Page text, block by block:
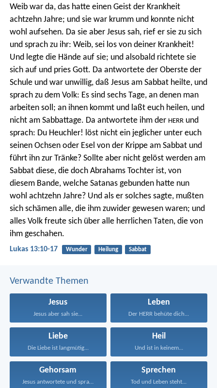
Weib war da, das hatte einen Geist der Krankheit
achtzehn Jahre; und sie war krumm und konnte nicht
wohl aufsehen. Da sie aber Jesus sah, rief er sie zu sich
und sprach zu ihr: Weib, sei los von deiner Krankheit!
Und legte die Hände auf sie; und alsobald richtete sie
sich auf und pries Gott. Da antwortete der Oberste der
Schule und war unwillig, daß Jesus am Sabbat heilte, und
sprach zu dem Volk: Es sind sechs Tage, an denen man
arbeiten soll; an ihnen kommt und laßt euch heilen, und
nicht am Sabbattage. Da antwortete ihm der HERR und
sprach: Du Heuchler! löst nicht ein jeglicher unter euch
seinen Ochsen oder Esel von der Krippe am Sabbat und
führt ihn zur Tränke? Sollte aber nicht gelöst werden am
Sabbat diese, die doch Abrahams Tochter ist, von
diesem Bande, welche Satanas gebunden hatte nun
wohl achtzehn Jahre? Und als er solches sagte, mußten
sich schämen alle, die ihm zuwider gewesen waren; und
alles Volk freute sich über alle herrlichen Taten, die von
ihm geschahen.
Lukas 13:10-17 Wunder Heilung Sabbat
Verwandte Themen
Jesus
Jesus aber sah sie...
Leben
Der HERR behüte dich...
Liebe
Die Liebe ist langmütig...
Heil
Und ist in keinem...
Gehorsam
Jesus antwortete und sprach...
Sprechen
Tod und Leben steht...